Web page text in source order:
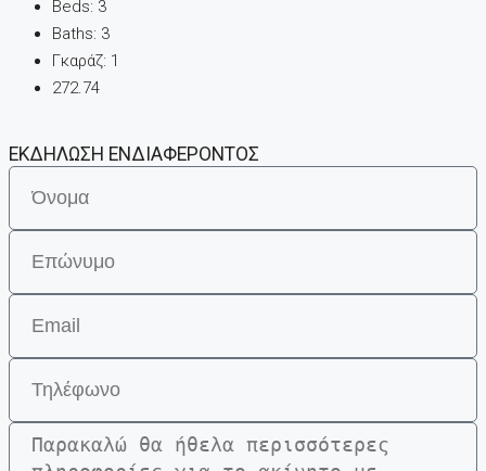
Beds: 3
Baths: 3
Γκαράζ: 1
272.74
ΕΚΔΗΛΩΣΗ ΕΝΔΙΑΦΕΡΟΝΤΟΣ